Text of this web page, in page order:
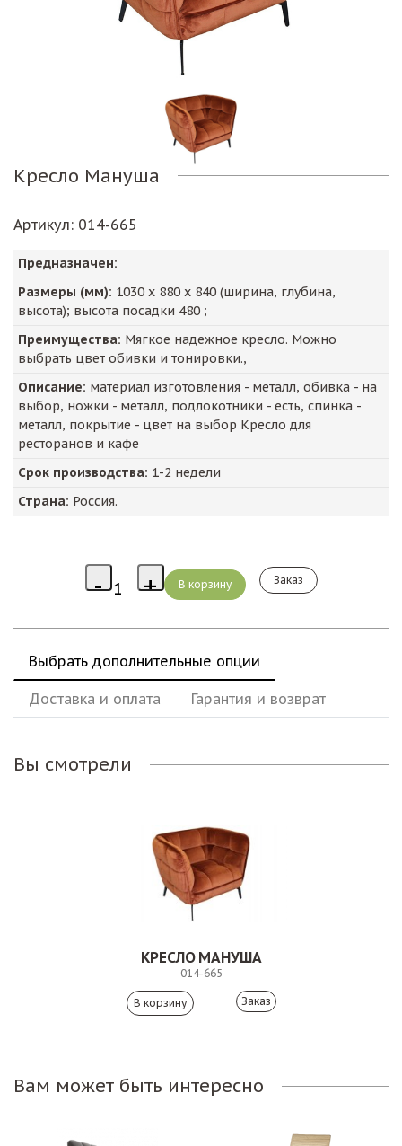
Кресло Мануша
Артикул: 014-665
Предназначен:
Размеры (мм): 1030 х 880 х 840 (ширина, глубина,
высота); высота посадки 480 ;
Преимущества: Мягкое надежное кресло. Можно
выбрать цвет обивки и тонировки.,
Описание: материал изготовления - металл, обивка - на
выбор, ножки - металл, подлокотники - есть, спинка -
металл, покрытие - цвет на выбор Кресло для
ресторанов и кафе
Срок производства: 1-2 недели
Страна: Россия.
Заказ
Выбрать дополнительные опции
Доставка и оплата Гарантия и возврат
Вы смотрели
КРЕСЛО МАНУША
014-665
Заказ
Вам может быть интересно